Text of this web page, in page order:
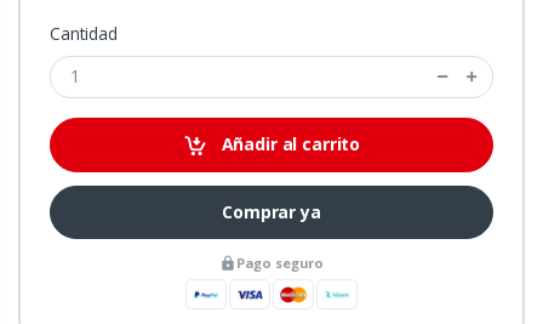
Cantidad
Añadir al carrito
Comprar ya
Pago seguro